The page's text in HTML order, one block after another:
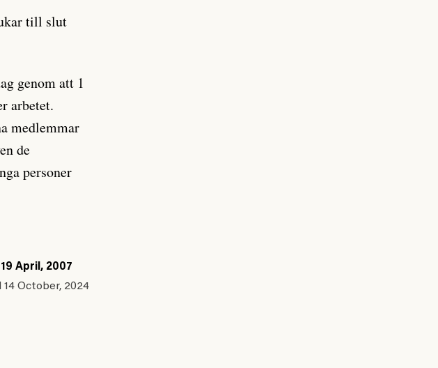
till slut
genom att 1
arbetet.
medlemmar
de
personer
19 April, 2007
14 October, 2024